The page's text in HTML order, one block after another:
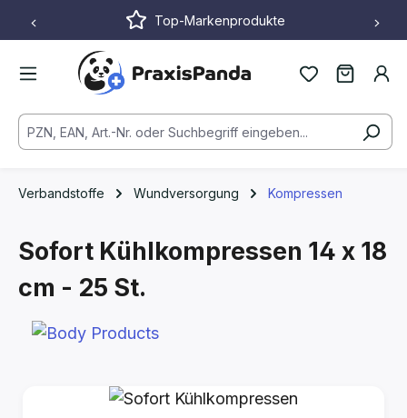
Zum Hauptinhalt springenTop-Markenprodukte
Verbandstoffe Wundversorgung Kompressen
Sofort Kühlkompressen 14 x 18
cm - 25 St.
Bildergalerie überspringen